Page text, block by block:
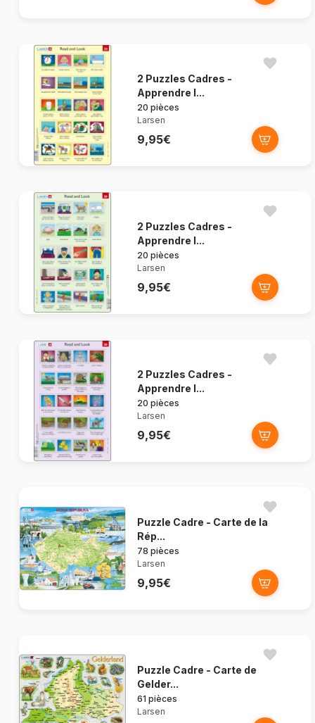
2 Puzzles Cadres -
Apprendre l...
20 pièces
Larsen
9,95€
2 Puzzles Cadres -
Apprendre l...
20 pièces
Larsen
9,95€
2 Puzzles Cadres -
Apprendre l...
20 pièces
Larsen
9,95€
Puzzle Cadre - Carte de la
Rép...
78 pièces
Larsen
9,95€
Puzzle Cadre - Carte de
Gelder...
61 pièces
Larsen